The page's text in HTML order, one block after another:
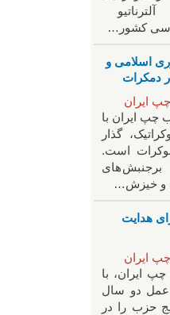
کشور…
اسلامی و
دمکرات
ایران
چپ ایران با
گذار
است.
های
و خیزش‌…
هدایت
ایران
ایران، با
عمل دو سال
حزب را در